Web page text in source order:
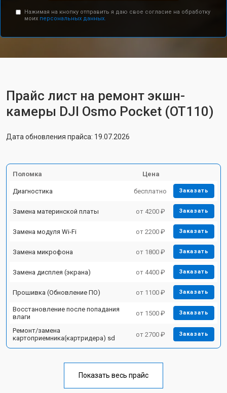
Нажимая на кнопку отправить я даю свое согласие на обработку
моих персональных данных.
Прайс лист на ремонт экшн-
камеры DJI Osmo Pocket (OT110)
Дата обновления прайса: 19.07.2026
Поломка Цена
Диагностика бесплатно Заказать
Замена материнской платы от 4200 ₽ Заказать
Замена модуля Wi-Fi от 2200 ₽ Заказать
Замена микрофона от 1800 ₽ Заказать
Замена дисплея (экрана) от 4400 ₽ Заказать
Прошивка (Обновление ПО) от 1100 ₽ Заказать
Восстановление после попадания
влаги
от 1500 ₽ Заказать
Ремонт/замена
картоприемника(картридера) sd
от 2700 ₽ Заказать
Показать весь прайс